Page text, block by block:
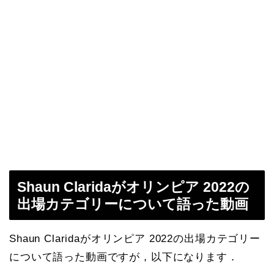
Shaun Claridaがオリンピア 2022の
出場カテゴリーについて語った動画
Shaun Claridaがオリンピア 2022の出場カテゴリー
について語った動画ですが，以下になります．